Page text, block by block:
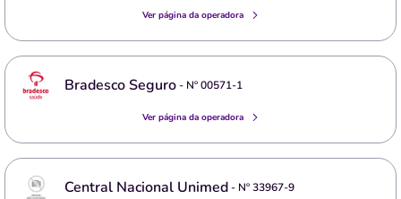
Ver página da operadora
Bradesco Seguro- Nº00571-1
Ver página da operadora
Central Nacional Unimed- Nº33967-9